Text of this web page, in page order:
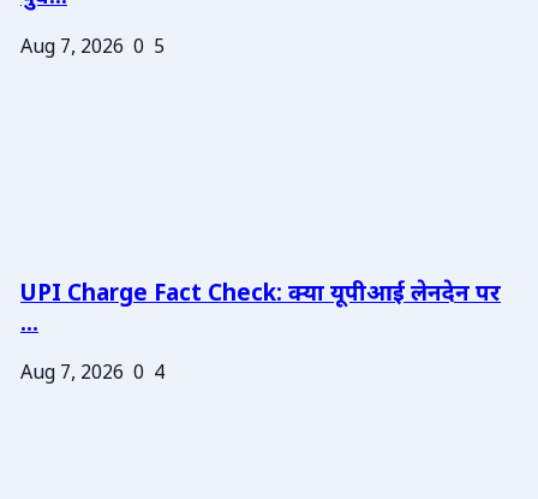
Aug 7, 2026 0 5
UPI Charge Fact Check: क्या यूपीआई लेनदेन पर
...
Aug 7, 2026 0 4